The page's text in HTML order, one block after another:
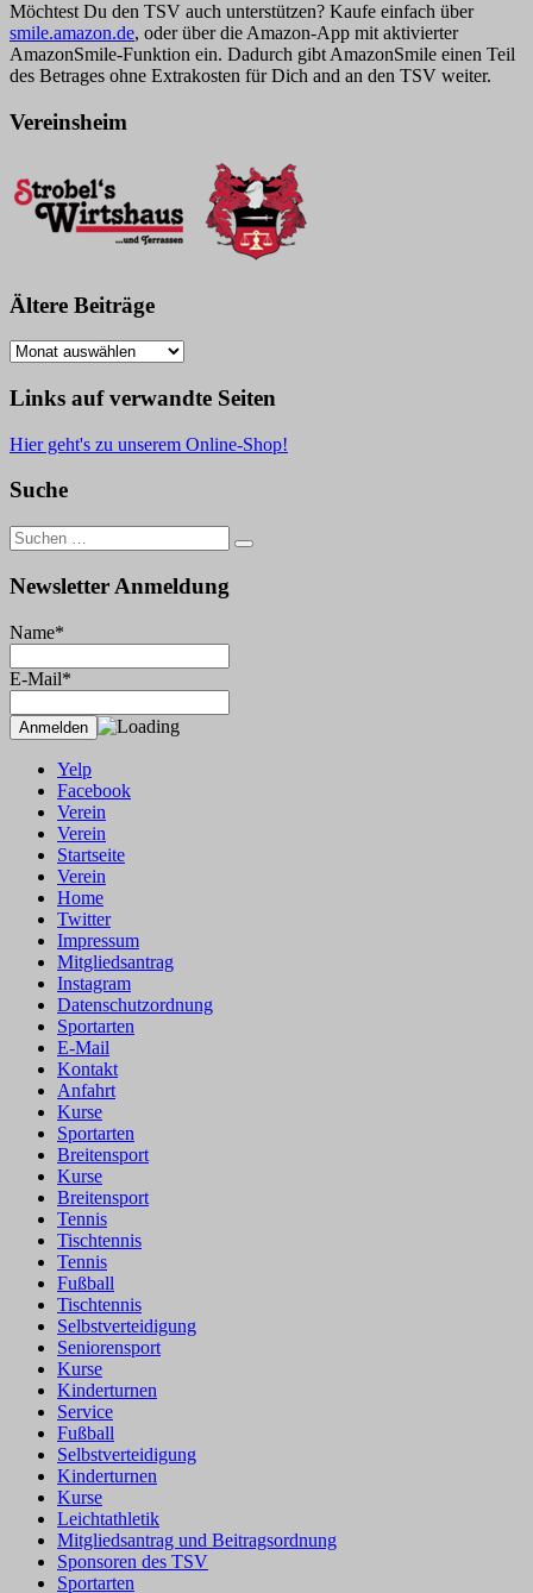
Möchtest Du den TSV auch unterstützen? Kaufe einfach über
smile.amazon.de, oder über die Amazon-App mit aktivierter
AmazonSmile-Funktion ein. Dadurch gibt AmazonSmile einen Teil
des Betrages ohne Extrakosten für Dich and an den TSV weiter.
Vereinsheim
Ältere Beiträge
Ältere
Links auf verwandte Seiten
Hier geht's zu unserem Online-Shop!
Suche
Suche
nach:
Newsletter Anmeldung
Name*
E-Mail*
Yelp
Facebook
Verein
Verein
Startseite
Verein
Home
Twitter
Impressum
Mitgliedsantrag
Instagram
Datenschutzordnung
Sportarten
E-Mail
Kontakt
Anfahrt
Kurse
Sportarten
Breitensport
Kurse
Breitensport
Tennis
Tischtennis
Tennis
Fußball
Tischtennis
Selbstverteidigung
Seniorensport
Kurse
Kinderturnen
Service
Fußball
Selbstverteidigung
Kinderturnen
Kurse
Leichtathletik
Mitgliedsantrag und Beitragsordnung
Sponsoren des TSV
Sportarten